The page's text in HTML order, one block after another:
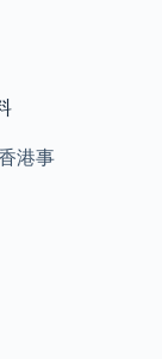
港事